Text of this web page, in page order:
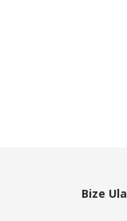
Bize